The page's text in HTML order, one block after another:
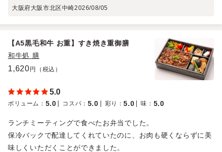
大阪府大阪市北区中崎2026/08/05
【A5黒毛和牛 お重】すき焼き重御膳
和牛処 膳
1,620円（税込）
5.0
ボリューム ： 5.0 コスパ ： 5.0 彩り ：5.0 味 ： 5.0
ランチミーティングで食べたお弁当でした。
保冷バックで配達してくれていたのに、お肉も硬くならずに美
味しくいただくことができました。